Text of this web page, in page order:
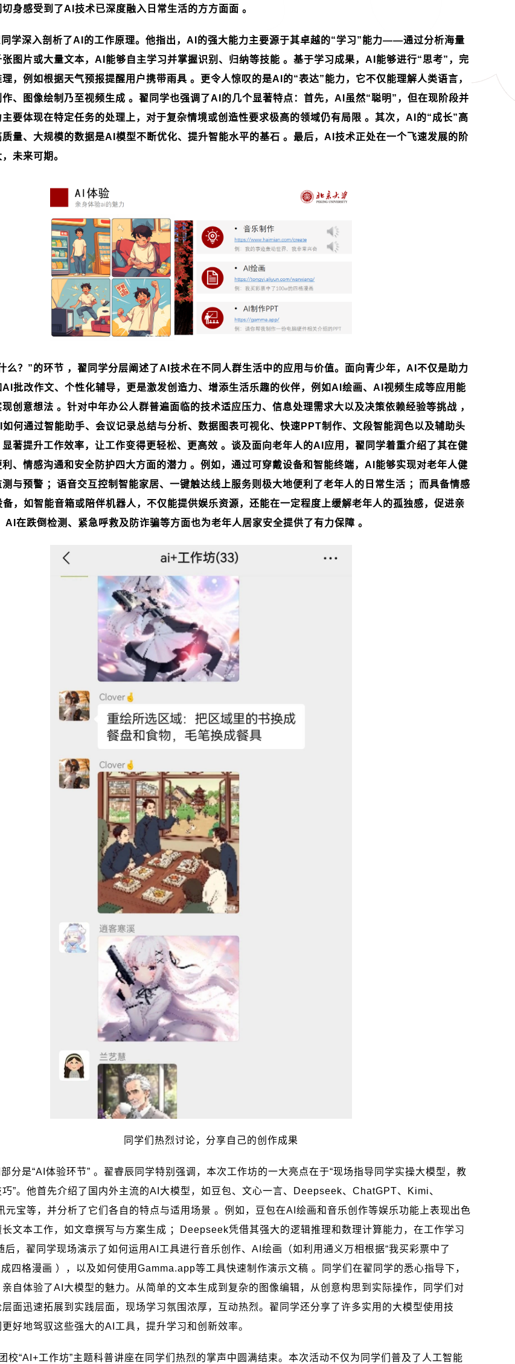
身感受到了AI 技术已深度融入日常生活的方方面面 。
学深入剖析了AI 的工作原理。他指出， AI 的强大能力主要源于其卓越的“学习”能力——通过分析海量
图片或大量文本， AI 能够自主学习并掌握识别、归纳等技能 。基于学习成果， AI 能够进行“思考”，完
，例如根据天气预报提醒用户携带雨具 。更令人惊叹的是AI 的“表达”能力，它不仅能理解人类语言，
、图像绘制乃至视频生成 。翟同学也强调了AI 的几个显著特点：首先， AI 虽然“聪明”，但在现阶段并
要体现在特定任务的处理上，对于复杂情境或创造性要求极高的领域仍有局限 。其次， AI 的“成长”高
量、大规模的数据是AI 模型不断优化、提升智能水平的基石 。最后， AI 技术正处在一个飞速发展的阶
未来可期。
么？”的环节 ，翟同学分层阐述了AI 技术在不同人群生活中的应用与价值。面向青少年， AI 不仅是助力
AI 批改作文、个性化辅导，更是激发创造力、增添生活乐趣的伙伴，例如AI 绘画、 AI 视频生成等应用能
创意想法 。针对中年办公人群普遍面临的技术适应压力、信息处理需求大以及决策依赖经验等挑战 ，
如何通过智能助手、会议记录总结与分析、数据图表可视化、快速 PPT制作、文段智能润色以及辅助头
著提升工作效率，让工作变得更轻松、更高效 。谈及面向老年人的AI 应用，翟同学着重介绍了其在健
、情感沟通和安全防护四大方面的潜力 。例如，通过可穿戴设备和智能终端， AI 能够实现对老年人健
与预警 ；语音交互控制智能家居、一键触达线上服务则极大地便利了老年人的日常生活 ；而具备情感
备，如智能音箱或陪伴机器人，不仅能提供娱乐资源，还能在一定程度上缓解老年人的孤独感，促进亲
AI 在跌倒检测、紧急呼救及防诈骗等方面也为老年人居家安全提供了有力保障 。
同学们热烈讨论，分享自己的创作成果
分是“AI 体验环节” 。翟睿辰同学特别强调，本次工作坊的一大亮点在于“现场指导同学实操大模型，教
”。他首先介绍了国内外主流的AI 大模型，如豆包、文心一言、 Deepseek、 ChatGPT、 Kimi、
元宝等，并分析了它们各自的特点与适用场景 。例如，豆包在AI 绘画和音乐创作等娱乐功能上表现出色
文本工作，如文章撰写与方案生成 ；
Deepseek凭借其强大的逻辑推理和数理计算能力，在工作学习
后，翟同学现场演示了如何运用 AI 工具进行音乐创作、 AI 绘画（如利用通义万相根据“我买彩票中了
四格漫画 ），以及如何使用 Gamma.app等工具快速制作演示文稿 。同学们在翟同学的悉心指导下，
自体验了AI 大模型的魅力。从简单的文本生成到复杂的图像编辑，从创意构思到实际操作，同学们对
面迅速拓展到实践层面，现场学习氛围浓厚，互动热烈。翟同学还分享了许多实用的大模型使用技
好地驾驭这些强大的AI 工具，提升学习和创新效率。
校“AI+工作坊”主题科普讲座在同学们热烈的掌声中圆满结束。本次活动不仅为同学们普及了人工智能